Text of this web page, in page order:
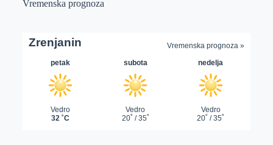
Vremenska prognoza